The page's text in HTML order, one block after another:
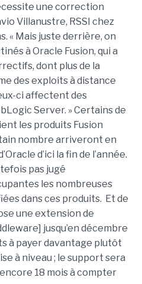
une correction
Villanustre, RSSI chez
« Mais juste derrière, on
à Oracle Fusion, qui a
dont plus de la
des exploits à distance
ci affectent des
Server. » Certains de
les produits Fusion
nombre arriveront en
d’ici la fin de l’année.
pas jugé
les nombreuses
dans ces produits. Et de
une extension de
jusqu’en décembre
à payer davantage plutôt
à niveau ; le support sera
18 mois à compter